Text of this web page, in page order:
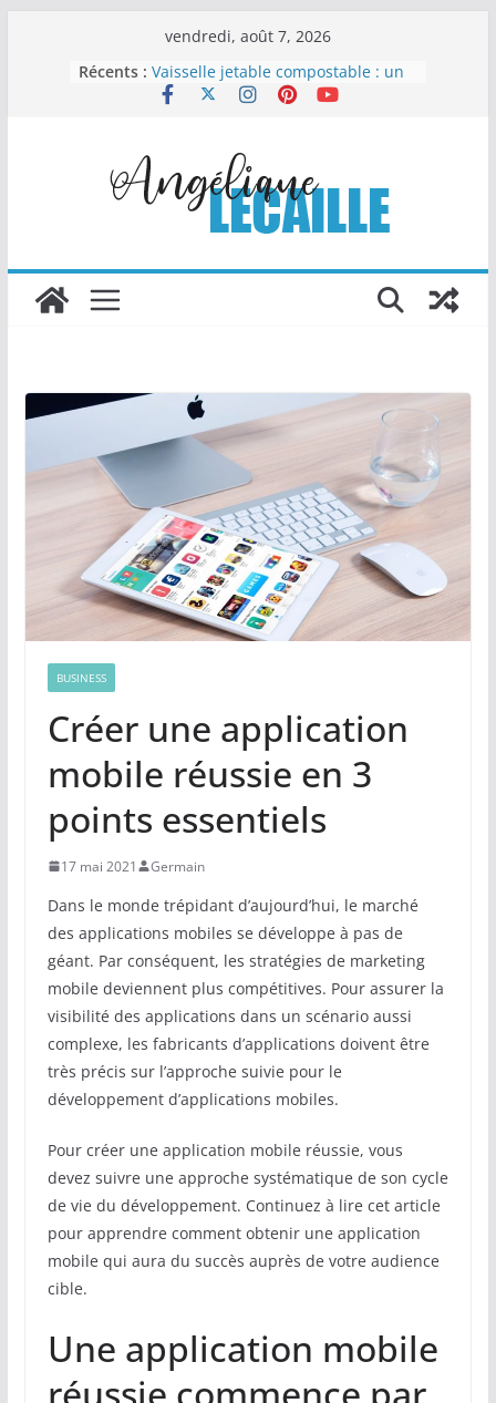
vendredi, août 7, 2026
Récents :
Le nettoyage automobile : l’art de
redonner éclat et valeur à votre
véhicule
choix malin pour organiser sans
compliquer
Comment la chapelure
personnalisée transforme les
recettes industrielles
quand l’art rencontre le souvenir
BUSINESS
Créer une application
mobile réussie en 3
points essentiels
17 mai 2021 Germain
Dans le monde trépidant d’aujourd’hui, le marché
des applications mobiles se développe à pas de
géant. Par conséquent, les stratégies de marketing
mobile deviennent plus compétitives. Pour assurer la
visibilité des applications dans un scénario aussi
complexe, les fabricants d’applications doivent être
très précis sur l’approche suivie pour le
développement d’applications mobiles.
Pour créer une application mobile réussie, vous
devez suivre une approche systématique de son cycle
de vie du développement. Continuez à lire cet article
pour apprendre comment obtenir une application
mobile qui aura du succès auprès de votre audience
cible.
Une application mobile